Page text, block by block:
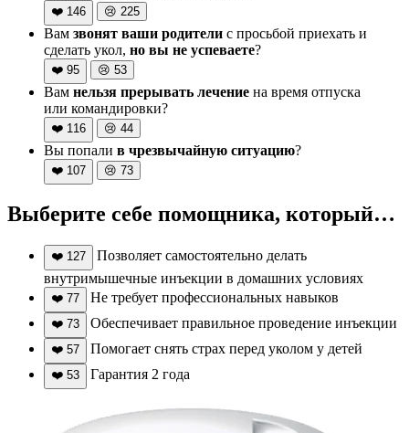
❤️ 146 😢 225
Вам звонят ваши родители с просьбой приехать и
сделать укол, но вы не успеваете?
❤️ 95 😢 53
Вам нельзя прерывать лечение на время отпуска
или командировки?
❤️ 116 😢 44
Вы попали в чрезвычайную ситуацию?
❤️ 107 😢 73
Выберите себе помощника, который…
❤️ 127
Позволяет самостоятельно делать
внутримышечные инъекции в домашних условиях
❤️ 77 Не требует профессиональных навыков
❤️ 73 Обеспечивает правильное проведение инъекции
❤️ 57 Помогает снять страх перед уколом у детей
❤️ 53 Гарантия 2 года